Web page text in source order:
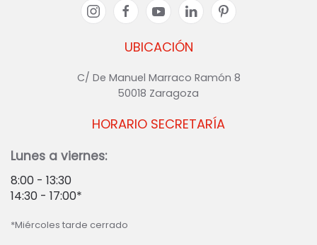
UBICACIÓN
C/ De Manuel Marraco Ramón 8
50018 Zaragoza
HORARIO SECRETARÍA
Lunes a viernes:
8:00 - 13:30
14:30 - 17:00*
*Miércoles tarde cerrado